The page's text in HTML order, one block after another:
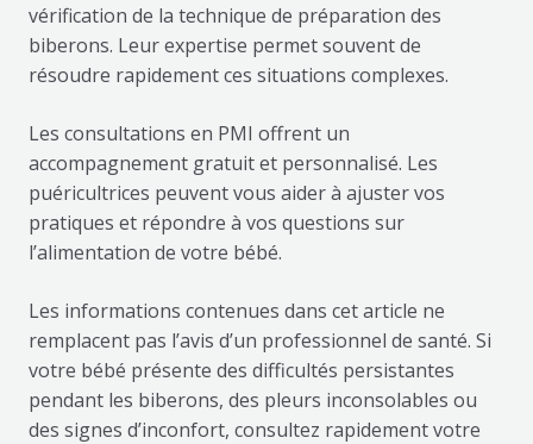
vérification de la technique de préparation des
biberons. Leur expertise permet souvent de
résoudre rapidement ces situations complexes.
Les consultations en PMI offrent un
accompagnement gratuit et personnalisé. Les
puéricultrices peuvent vous aider à ajuster vos
pratiques et répondre à vos questions sur
l’alimentation de votre bébé.
Les informations contenues dans cet article ne
remplacent pas l’avis d’un professionnel de santé. Si
votre bébé présente des difficultés persistantes
pendant les biberons, des pleurs inconsolables ou
des signes d’inconfort, consultez rapidement votre